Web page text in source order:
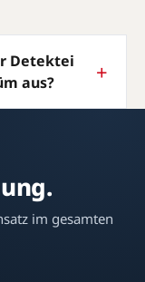
Detektei
aus?
im gesamten